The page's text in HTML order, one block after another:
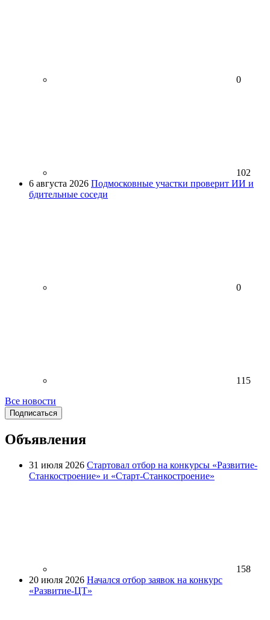
0
102
6 августа 2026 Подмосковные участки проверит ИИ и
бдительные соседи
0
115
Все новости
Подписаться
Объявления
31 июля 2026 Стартовал отбор на конкурсы «Развитие-
Станкостроение» и «Старт-Станкостроение»
158
20 июля 2026 Начался отбор заявок на конкурс
«Развитие-ЦТ»